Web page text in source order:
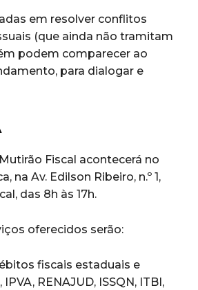
em resolver conflitos
(que ainda não tramitam
podem comparecer ao
para dialogar e
Fiscal acontecerá no
na Av. Edilson Ribeiro, n.º 1,
das 8h às 17h.
oferecidos serão:
fiscais estaduais e
RENAJUD, ISSQN, ITBI,